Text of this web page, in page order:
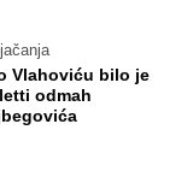
Vlahoviću bilo je
odmah